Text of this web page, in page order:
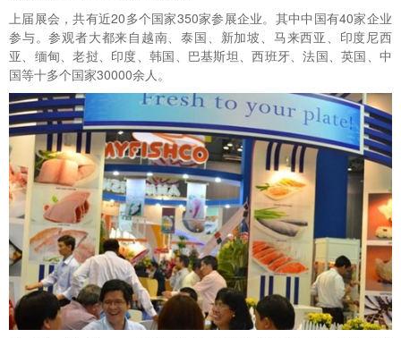
上届展会，共有近20多个国家350家参展企业。其中中国有40家企业
参与。参观者大都来自越南、泰国、新加坡、马来西亚、印度尼西
亚、缅甸、老挝、印度、韩国、巴基斯坦、西班牙、法国、英国、中
国等十多个国家30000余人。